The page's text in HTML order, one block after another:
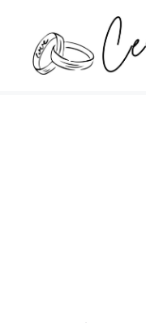
contenido